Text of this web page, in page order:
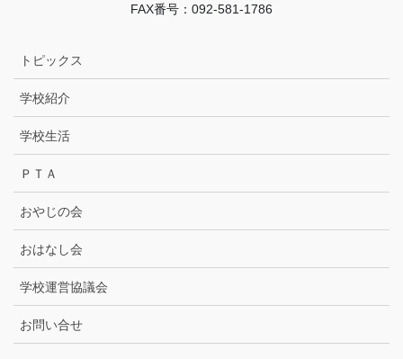
FAX番号：092-581-1786
トピックス
学校紹介
学校生活
ＰＴＡ
おやじの会
おはなし会
学校運営協議会
お問い合せ